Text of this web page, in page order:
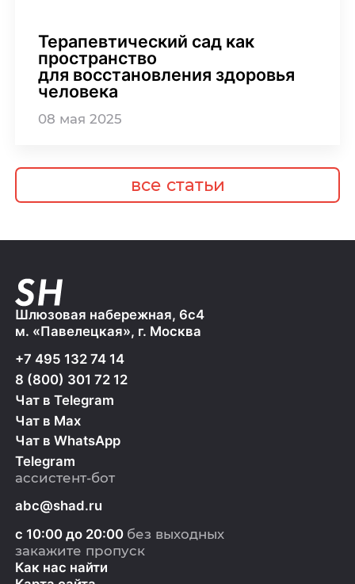
Терапевтический сад как
пространство
для восстановления здоровья
человека
08 мая 2025
все статьи
Шлюзовая набережная, 6с4
м. «Павелецкая», г. Москва
+7 495 132 74 14
8 (800) 301 72 12
Чат в Telegram
Чат в Max
Чат в WhatsApp
Telegram
ассистент-бот
abc@shad.ru
с 10:00 до 20:00 без выходных
закажите пропуск
Как нас найти